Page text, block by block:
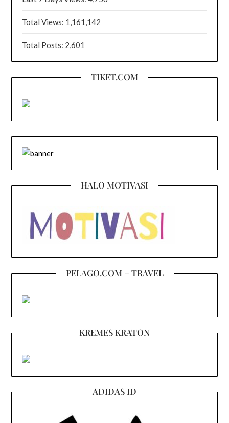
Total Views: 1,161,142
Total Posts: 2,601
TIKET.COM
HALO MOTIVASI
PELAGO.COM – TRAVEL
KREMES KRATON
ADIDAS ID